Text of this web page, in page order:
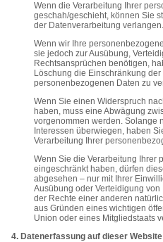
Wenn die Verarbeitung Ihrer
geschah/geschieht, können Sie
der Datenverarbeitung verlangen.
Wenn wir Ihre
sie jedoch zur Ausübung,
Rechtsansprüchen benötigen,
Löschung die Einschränkung
personenbezogenen Daten zu
Wenn Sie einen Widerspruch
haben, muss eine Abwägung
vorgenommen werden. Solange
Interessen überwiegen, haben
Verarbeitung Ihrer
Wenn Sie die Verarbeitung Ihrer
eingeschränkt haben, dürfen
abgesehen – nur mit Ihrer
Ausübung oder Verteidigung
der Rechte einer anderen
aus Gründen eines wichtigen
Union oder eines Mitgliedstaats
4. Datenerfassung auf dieser Website